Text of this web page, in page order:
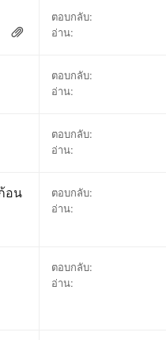
ตอบกลับ:
อ่าน:
ตอบกลับ:
อ่าน:
ตอบกลับ:
อ่าน:
อน
ตอบกลับ:
อ่าน:
ตอบกลับ:
อ่าน: